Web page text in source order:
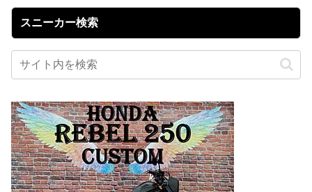
スニーカー検索